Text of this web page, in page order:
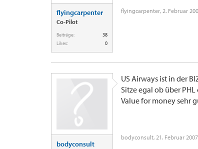
flyingcarpenter
Co-Pilot
Beiträge:
38
Likes:
0
flyingcarpenter, 2. Februar
bodyconsult
US Airways ist in der
Sitze egal ob über PHL
Value for money sehr
bodyconsult, 21. Februar 2007